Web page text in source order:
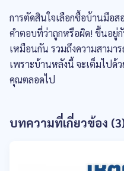
การตัดสินใจเลือกซื้อบ้านมือส
คำตอบที่ว่าถูกหรือผิด! ขึ้นอยู่
เหมือนกัน รวมถึงความสามา
เพราะบ้านหลังนี้ จะเต็มไปด้
คุณตลอดไป
บทความที่เกี่ยวข้อง